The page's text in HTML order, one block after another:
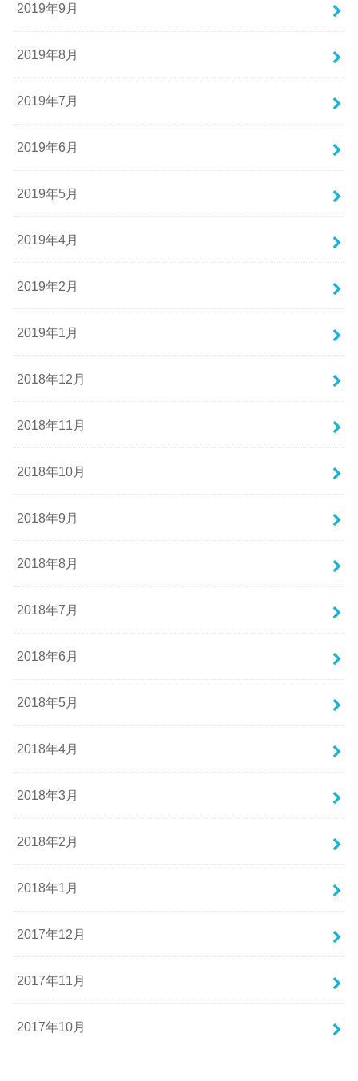
2019年9月
2019年8月
2019年7月
2019年6月
2019年5月
2019年4月
2019年2月
2019年1月
2018年12月
2018年11月
2018年10月
2018年9月
2018年8月
2018年7月
2018年6月
2018年5月
2018年4月
2018年3月
2018年2月
2018年1月
2017年12月
2017年11月
2017年10月